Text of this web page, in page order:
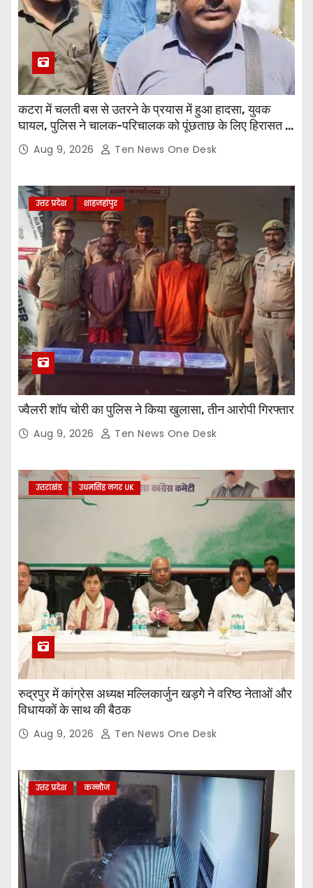
कटरा में चलती बस से उतरने के प्रयास में हुआ हादसा, युवक
घायल, पुलिस ने चालक-परिचालक को पूंछताछ के लिए हिरासत में
लियाAug 9, 2026 Ten News One Desk
उत्तर प्रदेश शाहजहांपुर
ज्वैलरी शॉप चोरी का पुलिस ने किया खुलासा, तीन आरोपी गिरफ्तार
Aug 9, 2026 Ten News One Desk
उत्तराखंड उधमसिंह नगर UK
रुद्रपुर में कांग्रेस अध्यक्ष मल्लिकार्जुन खड़गे ने वरिष्ठ नेताओं और
विधायकों के साथ की बैठक
Aug 9, 2026 Ten News One Desk
उत्तर प्रदेश कन्नौज